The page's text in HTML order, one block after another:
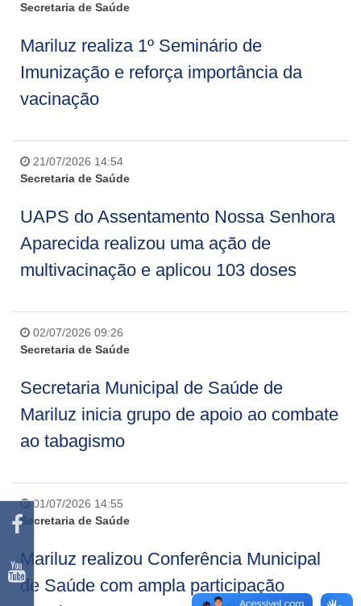
Secretaria de Saúde
Mariluz realiza 1º Seminário de
Imunização e reforça importância da
vacinação
21/07/2026 14:54
Secretaria de Saúde
UAPS do Assentamento Nossa Senhora
Aparecida realizou uma ação de
multivacinação e aplicou 103 doses
02/07/2026 09:26
Secretaria de Saúde
Secretaria Municipal de Saúde de
Mariluz inicia grupo de apoio ao combate
ao tabagismo
01/07/2026 14:55
Secretaria de Saúde
Mariluz realizou Conferência Municipal
de Saúde com ampla participação